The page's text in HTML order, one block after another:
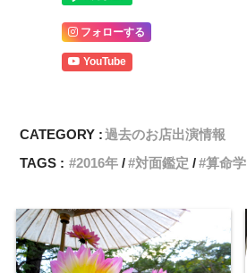
フォローする
YouTube
CATEGORY :過去のお店出演情報
TAGS :
2016年 対面鑑定 算命学